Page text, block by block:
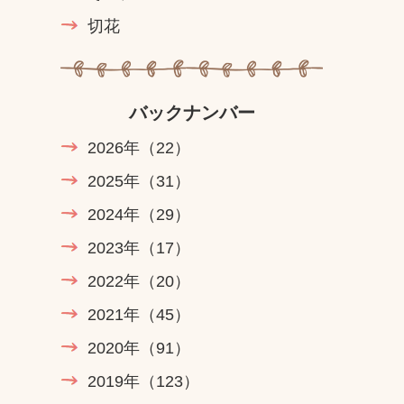
切花
バックナンバー
2026年 （22）
2025年 （31）
2024年 （29）
2023年 （17）
2022年 （20）
2021年 （45）
2020年 （91）
2019年 （123）